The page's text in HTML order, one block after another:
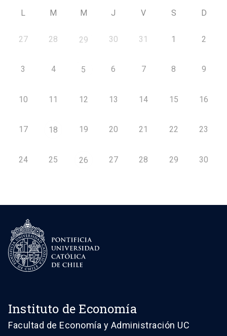
L M M J V S D
27 28 29 30 31 1 2
3 4 5 6 7 8 9
10 11 12 13 14 15 16
17 18 19 20 21 22 23
24 25 26 27 28 29 30
Instituto de Economía
Facultad de Economía y Administración UC